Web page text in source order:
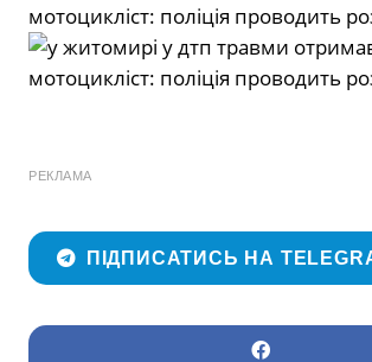
РЕКЛАМА
ПІДПИСАТИСЬ НА